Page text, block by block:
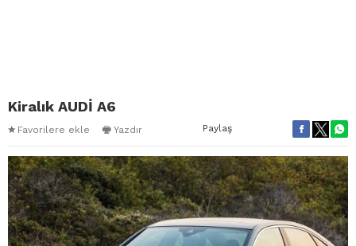
Kiralık AUDİ A6
Favorilere ekle Yazdır Paylaş